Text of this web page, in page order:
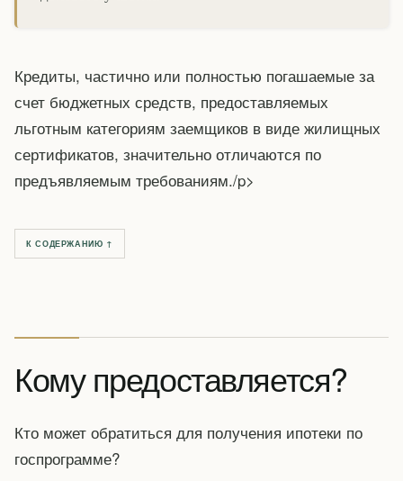
Кредиты, частично или полностью погашаемые за
счет бюджетных средств, предоставляемых
льготным категориям заемщиков в виде жилищных
сертификатов, значительно отличаются по
предъявляемым требованиям./p>
К СОДЕРЖАНИЮ ↑
Кому предоставляется?
Кто может обратиться для получения ипотеки по
госпрограмме?